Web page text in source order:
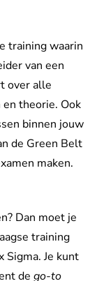
training waarin
van een
over alle
theorie. Ook
binnen jouw
de Green Belt
maken.
Dan moet je
training
Sigma. Je kunt
de go-to